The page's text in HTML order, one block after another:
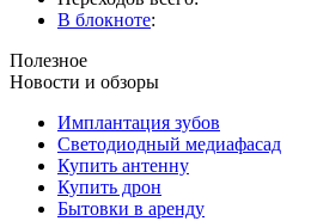
В блокноте:
Полезное
Новости и обзоры
Имплантация зубов
Светодиодный медиафасад
Купить антенну
Купить дрон
Бытовки в аренду